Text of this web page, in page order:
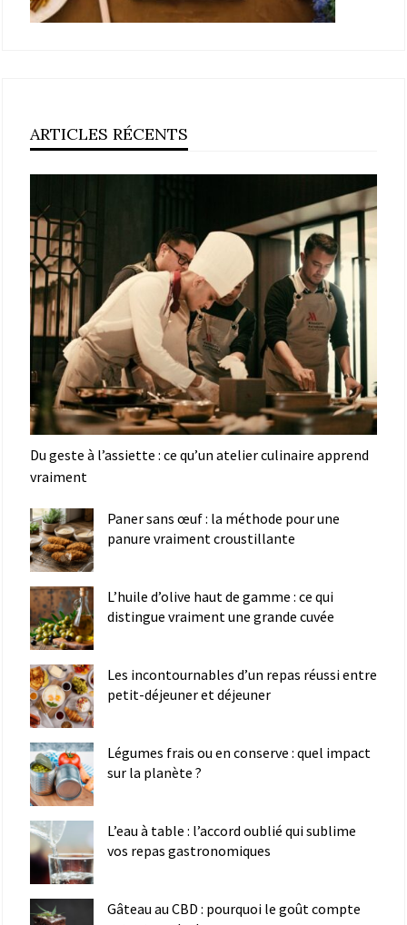
ARTICLES RÉCENTS
Du geste à l’assiette : ce qu’un atelier culinaire apprend
vraiment
Paner sans œuf : la méthode pour une
panure vraiment croustillante
L’huile d’olive haut de gamme : ce qui
distingue vraiment une grande cuvée
Les incontournables d’un repas réussi entre
petit-déjeuner et déjeuner
Légumes frais ou en conserve : quel impact
sur la planète ?
L’eau à table : l’accord oublié qui sublime
vos repas gastronomiques
Gâteau au CBD : pourquoi le goût compte